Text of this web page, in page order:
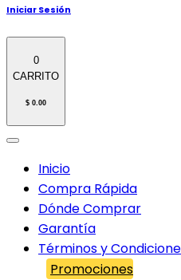
Iniciar Sesión
0
CARRITO
$ 0.00
Inicio
Compra Rápida
Dónde Comprar
Garantía
Términos y
Promociones